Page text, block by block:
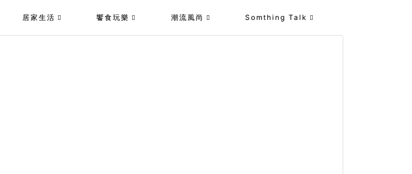
居家生活 饗食玩樂 潮流風尚 Somthing Talk